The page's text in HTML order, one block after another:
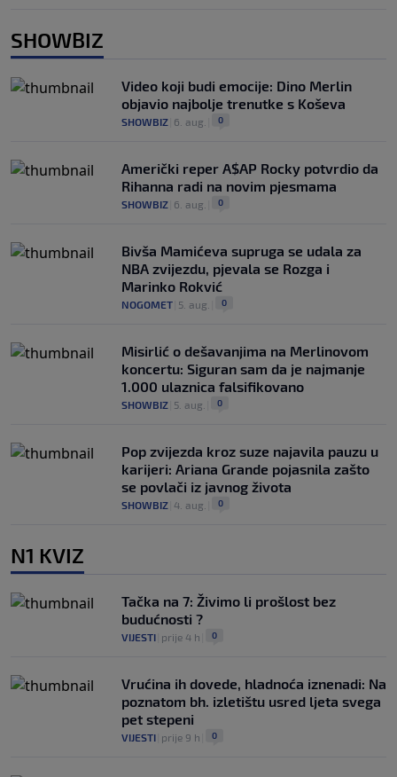
SHOWBIZ
Video koji budi emocije: Dino Merlin
objavio najbolje trenutke s Koševa
SHOWBIZ 6. aug. 0
Američki reper A$AP Rocky potvrdio da
Rihanna radi na novim pjesmama
SHOWBIZ 6. aug. 0
Bivša Mamićeva supruga se udala za
NBA zvijezdu, pjevala se Rozga i
Marinko Rokvić
NOGOMET 5. aug. 0
Misirlić o dešavanjima na Merlinovom
koncertu: Siguran sam da je najmanje
1.000 ulaznica falsifikovano
SHOWBIZ 5. aug. 0
Pop zvijezda kroz suze najavila pauzu u
karijeri: Ariana Grande pojasnila zašto
se povlači iz javnog života
SHOWBIZ 4. aug. 0
N1 KVIZ
Tačka na 7: Živimo li prošlost bez
budućnosti ?
VIJESTI prije 4 h 0
Vrućina ih dovede, hladnoća iznenadi: Na
poznatom bh. izletištu usred ljeta svega
pet stepeni
VIJESTI prije 9 h 0